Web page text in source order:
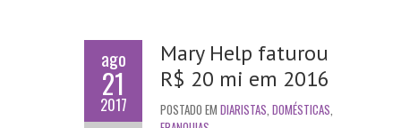
ago
21
2017
Mary Help faturou
R$ 20 mi em 2016
POSTADO EM DIARISTAS, DOMÉSTICAS,